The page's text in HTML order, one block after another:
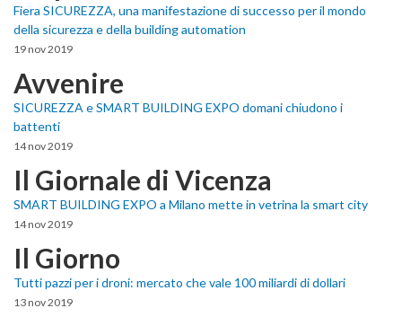
Fiera SICUREZZA, una manifestazione di successo per il mondo
della sicurezza e della building automation
19 nov 2019
Avvenire
SICUREZZA e SMART BUILDING EXPO domani chiudono i
battenti
14 nov 2019
Il Giornale di Vicenza
SMART BUILDING EXPO a Milano mette in vetrina la smart city
14 nov 2019
Il Giorno
Tutti pazzi per i droni: mercato che vale 100 miliardi di dollari
13 nov 2019